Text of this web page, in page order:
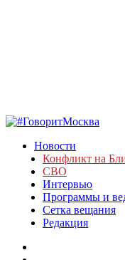
Новости
Конфликт на
СВО
Интервью
Программы и
Сетка вещания
Редакция